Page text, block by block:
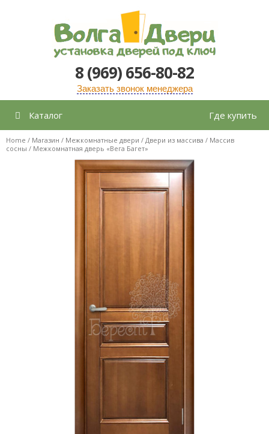
содержимому
8 (969) 656-80-82
Заказать звонок менеджера
Каталог Где купить
Home / Магазин / Межкомнатные двери / Двери из массива / Массив
сосны / Межкомнатная дверь «Вега Багет»